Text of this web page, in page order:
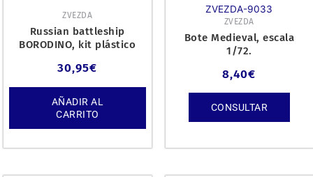
ZVEZDA
Russian battleship
BORODINO, kit plástico
30,95€
AÑADIR AL
CARRITO
ZVEZDA-9033
ZVEZDA
Bote Medieval, escala
1/72.
8,40€
CONSULTAR